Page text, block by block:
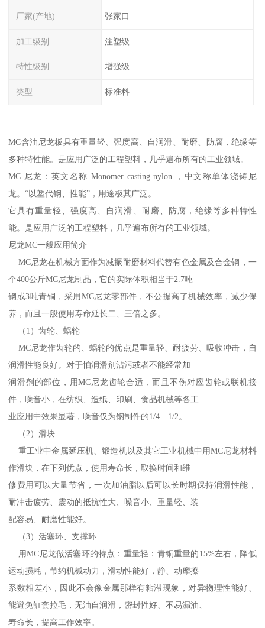
厂家(产地) 张家口
加工级别 注塑级
特性级别 增强级
类型 标准料
MC含油尼龙板具有重量轻、强度高、自润滑、耐磨、防腐，绝缘等
多种特性能。是应用广泛的工程塑料，几乎遍布所有的工业领域。
MC 尼龙：英文名称 Monomer casting nylon ，中文称单体浇铸尼
龙。“以塑代钢、性能”，用途极其广泛。
它具有重量轻、强度高、自润滑、耐磨、防腐，绝缘等多种特性
能。是应用广泛的工程塑料，几乎遍布所有的工业领域。
尼龙MC一般应用简介
MC尼龙在机械方面作为减振耐磨材料代替有色金属及合金钢，一
个400公斤MC尼龙制品，它的实际体积相当于2.7吨
钢或3吨青铜，采用MC尼龙零部件，不公提高了机械效率，减少保
养，而且一般使用寿命延长二、三倍之多。
（1）齿轮、蜗轮
MC尼龙作齿轮的、蜗轮的优点是重量轻、耐疲劳、吸收冲击，自
润滑性能良好。对于怕润滑剂沾污或者不能经常加
润滑剂的部位，用MC尼龙齿轮合适，而且不伤对应齿轮或联机接
件，噪音小，在纺织、造纸、印刷、食品机械等各工
业应用中效果显著，噪音仅为钢制件的1/4—1/2。
（2）滑块
重工业中金属延压机、锻造机以及其它工业机械中用MC尼龙材料
作滑块，在下列优点，使用寿命长，取换时间和维
修费用可以大量节省，一次加油脂以后可以长时期保持润滑性能，
耐冲击疲劳、震动的抵抗性大、噪音小、重量轻、装
配容易、耐磨性能好。
（3）活塞环、支撑环
用MC尼龙做活塞环的特点：重量轻：青铜重量的15%左右，降低
运动损耗，节约机械动力，滑动性能好，静、动摩擦
系数相差小，因此不会像金属那样有粘滞现象，对异物理性能好、
能避免缸套拉毛，无油自润滑，密封性好、不易漏油、
寿命长，提高工作效率。